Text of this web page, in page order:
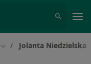
Zmień miasto
Jolanta Niedzielska